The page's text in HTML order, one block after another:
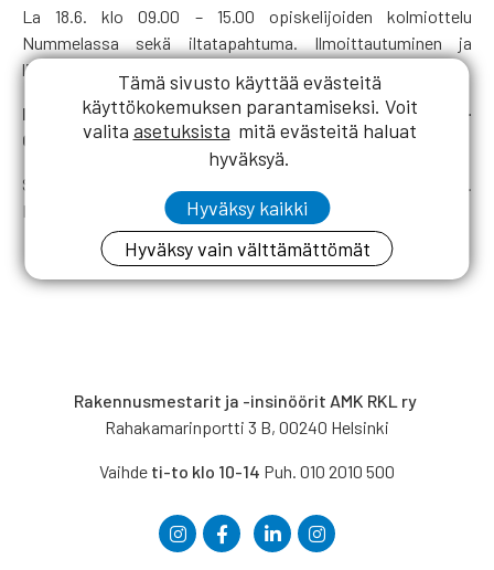
La 18.6. klo 09.00 – 15.00 opiskelijoiden kolmiottelu
Nummelassa sekä iltatapahtuma. Ilmoittautuminen ja
lisätietoa:
Huom! Golf siirretty sunnuntaille: 19.6. klo 08.15 RKL-
Golf (Vihti Golf). Kilpailukutsu ja lisätietoa:Golf
Su 19.6. Klo 10.00 RKL-Yleisurheilu Nummelassa.
Kilpailukutsu ja lisätietoa:Yleisurheilu ja maastojuoksu
Rakennusmestarit ja -insinöörit AMK RKL ry
Rahakamarinportti 3 B, 00240 Helsinki
Vaihde ti-to klo 10-14 Puh. 010 2010 500
Tämä sivusto käyttää evästeitä
käyttökokemuksen parantamiseksi. Voit
valita asetuksista mitä evästeitä haluat
hyväksyä.
Hyväksy kaikki
Hyväksy vain välttämättömät